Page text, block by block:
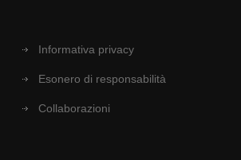
Informativa privacy
Esonero di responsabilità
Collaborazioni